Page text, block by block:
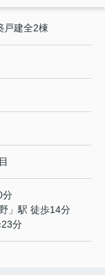
建全2棟
分
」駅 徒歩14分
23分